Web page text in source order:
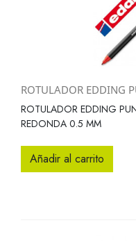
ROTULADOR EDDING
ROTULADOR EDDING
REDONDA 0.5 MM
Añadir al carrito